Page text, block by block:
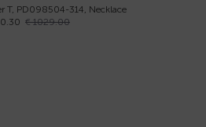
T, PD098504-314, Necklace
€ 1029.00